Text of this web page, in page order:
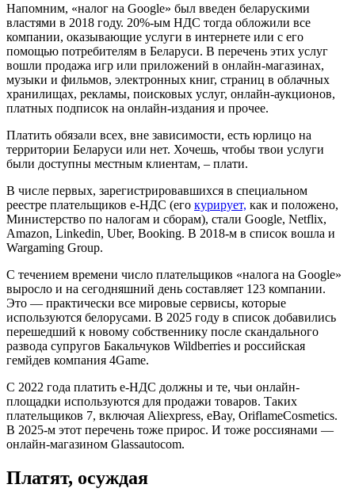
Напомним, «налог на Google» был введен беларускими
властями в 2018 году. 20%-ым НДС тогда обложили все
компании, оказывающие услуги в интернете или с его
помощью потребителям в Беларуси. В перечень этих услуг
вошли продажа игр или приложений в онлайн-магазинах,
музыки и фильмов, электронных книг, страниц в облачных
хранилищах, рекламы, поисковых услуг, онлайн-аукционов,
платных подписок на онлайн-издания и прочее.
Платить обязали всех, вне зависимости, есть юрлицо на
территории Беларуси или нет. Хочешь, чтобы твои услуги
были доступны местным клиентам, – плати.
В числе первых, зарегистрировавшихся в специальном
реестре плательщиков e-НДС (его курирует, как и положено,
Министерство по налогам и сборам), стали Google, Netflix,
Amazon, Linkedin, Uber, Booking. В 2018-м в список вошла и
Wargaming Group.
С течением времени число плательщиков «налога на Google»
выросло и на сегодняшний день составляет 123 компании.
Это — практически все мировые сервисы, которые
используются белорусами. В 2025 году в список добавились
перешедший к новому собственнику после скандального
развода супругов Бакальчуков Wildberries и российская
гемйдев компания 4Game.
С 2022 года платить e-НДС должны и те, чьи онлайн-
площадки используются для продажи товаров. Таких
плательщиков 7, включая Aliexpress, eBay, OriflameCosmetics.
В 2025-м этот перечень тоже прирос. И тоже россиянами —
онлайн-магазином Glassautocom.
Платят, осуждая